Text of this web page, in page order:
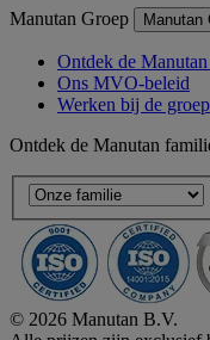
Manutan Groep Manutan
Ontdek de
Ons MVO-beleid
Werken bij de groep
Ontdek de Manutan
© 2026 Manutan B.V.